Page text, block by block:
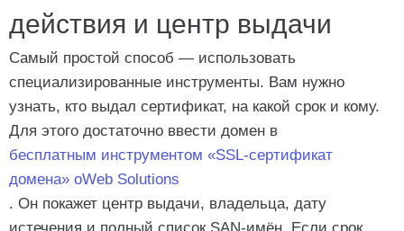
действия и центр выдачи
Самый простой способ — использовать
специализированные инструменты. Вам нужно
узнать, кто выдал сертификат, на какой срок и кому.
Для этого достаточно ввести домен в
бесплатным инструментом «SSL-сертификат
домена» oWeb Solutions
. Он покажет центр выдачи, владельца, дату